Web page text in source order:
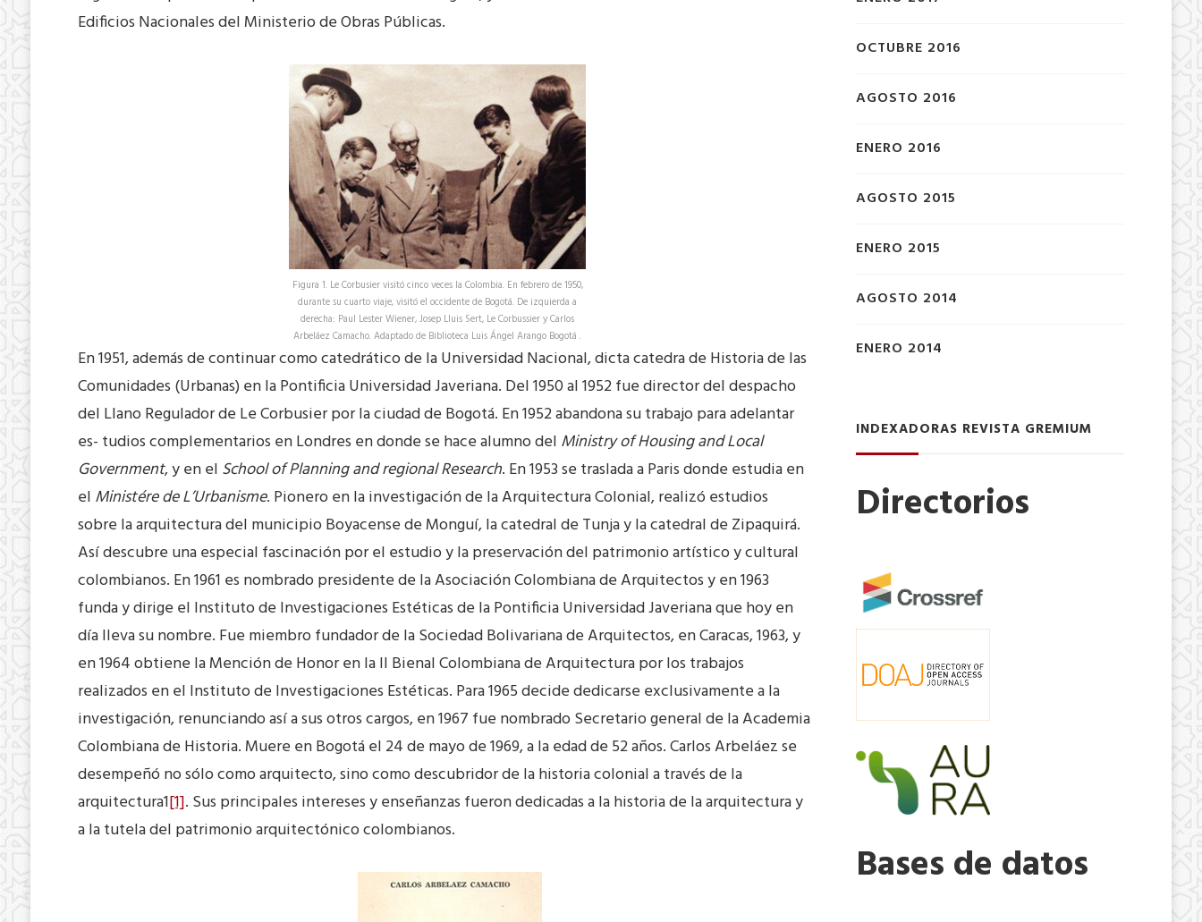
Edificios Nacionales del Ministerio de Obras Públicas.
Figura 1. Le Corbusier visitó cinco veces la Colombia. En febrero de 1950,
durante su cuarto viaje, visitó el occidente de Bogotá. De izquierda a
derecha: Paul Lester Wiener, Josep Lluis Sert, Le Corbussier y Carlos
Arbeláez Camacho. Adaptado de Biblioteca Luis Ángel Arango Bogotá .
En 1951, además de continuar como catedrático de la Universidad Nacional, dicta catedra de Historia de las
Comunidades (Urbanas) en la Pontificia Universidad Javeriana. Del 1950 al 1952 fue director del despacho
del Llano Regulador de Le Corbusier por la ciudad de Bogotá. En 1952 abandona su trabajo para adelantar
es- tudios complementarios en Londres en donde se hace alumno del Ministry of Housing and Local
Government, y en el School of Planning and regional Research. En 1953 se traslada a Paris donde estudia en
el Ministére de L’Urbanisme. Pionero en la investigación de la Arquitectura Colonial, realizó estudios
sobre la arquitectura del municipio Boyacense de Monguí, la catedral de Tunja y la catedral de Zipaquirá.
Así descubre una especial fascinación por el estudio y la preservación del patrimonio artístico y cultural
colombianos. En 1961 es nombrado presidente de la Asociación Colombiana de Arquitectos y en 1963
funda y dirige el Instituto de Investigaciones Estéticas de la Pontificia Universidad Javeriana que hoy en
día lleva su nombre. Fue miembro fundador de la Sociedad Bolivariana de Arquitectos, en Caracas, 1963, y
en 1964 obtiene la Mención de Honor en la II Bienal Colombiana de Arquitectura por los trabajos
realizados en el Instituto de Investigaciones Estéticas. Para 1965 decide dedicarse exclusivamente a la
investigación, renunciando así a sus otros cargos, en 1967 fue nombrado Secretario general de la Academia
Colombiana de Historia. Muere en Bogotá el 24 de mayo de 1969, a la edad de 52 años. Carlos Arbeláez se
desempeñó no sólo como arquitecto, sino como descubridor de la historia colonial a través de la
arquitectura1[1]. Sus principales intereses y enseñanzas fueron dedicadas a la historia de la arquitectura y
a la tutela del patrimonio arquitectónico colombianos.
OCTUBRE 2016
AGOSTO 2016
ENERO 2016
AGOSTO 2015
ENERO 2015
AGOSTO 2014
ENERO 2014
INDEXADORAS REVISTA GREMIUM
Directorios
Bases de datos